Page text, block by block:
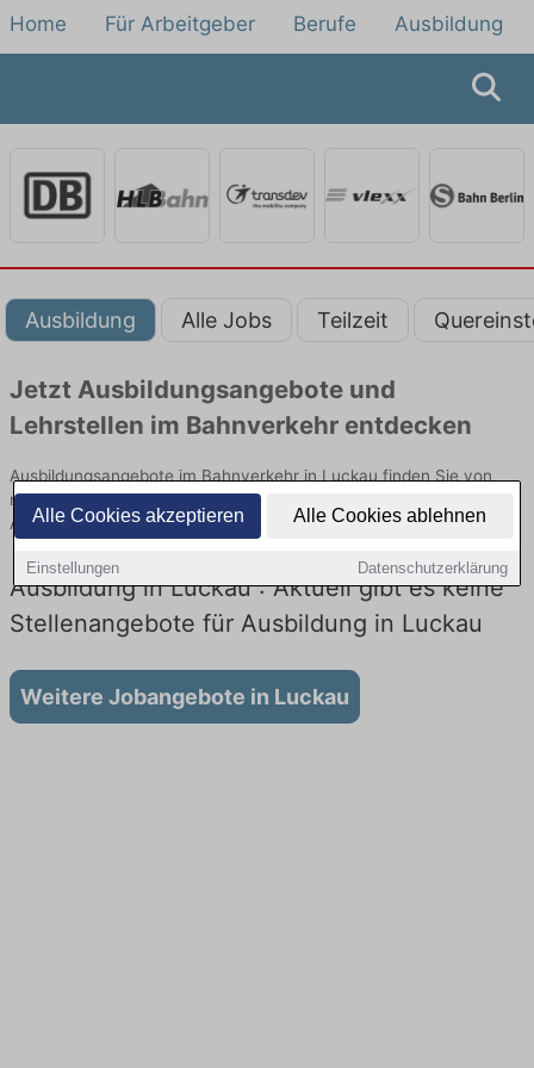
Alle Cookies akzeptieren Alle Cookies ablehnen
Einstellungen Datenschutzerklärung
Home Für Arbeitgeber Berufe Ausbildung
Ausbildung Alle Jobs Teilzeit
Jetzt Ausbildungsangebote und
Lehrstellen im Bahnverkehr entdecken
Ausbildungsangebote im Bahnverkehr in Luckau finden Sie von
namhaften Firmen. Entdecken Sie freie Optionen von Top-
Arbeitgebern und bewerben Sie sich noch heute.
Ausbildung in Luckau : Aktuell gibt es keine
Stellenangebote für Ausbildung in Luckau
Weitere Jobangebote in Luckau